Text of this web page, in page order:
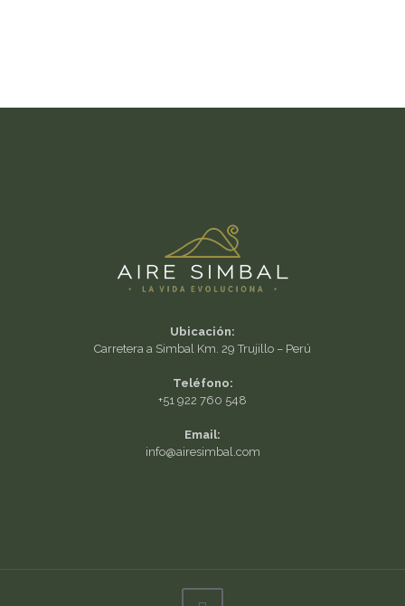
Ubicación:
Carretera a Simbal Km. 29 Trujillo – Perú
Teléfono:
+51 922 760 548
Email:
info@airesimbal.com